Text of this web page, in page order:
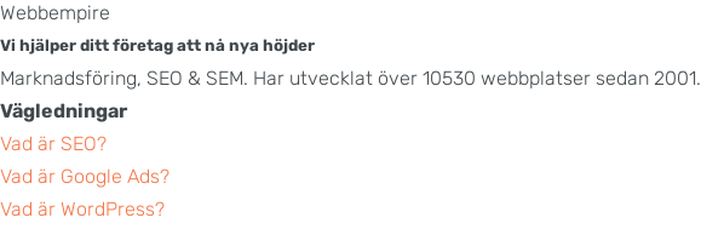
Webbempire
Vi hjälper ditt företag att nå nya höjder
Marknadsföring, SEO & SEM. Har utvecklat över 10530 webbplatser sedan 2001.
Vägledningar
Vad är SEO?
Vad är Google Ads?
Vad är WordPress?